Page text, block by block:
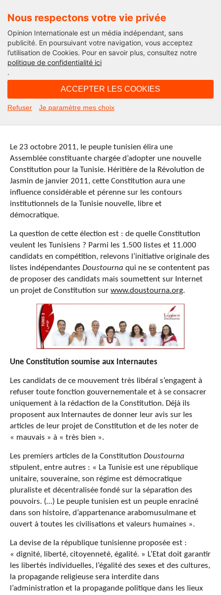
Nous respectons votre vie privée
Opinion Internationale est un média indépendant, sans
publicité. En poursuivant votre navigation, vous acceptez
l’utilisation de Cookies. Pour en savoir plus, consultez notre
politique de confidentialité ici
.
ACCEPTER LES COOKIES
Refuser Je paramètre mes choix
Edito
Pour une élaboration collective de
Le 23 octobre 2011, le peuple tunisien élira une
Assemblée constituante chargée d’adopter une nouvelle
Constitution pour la Tunisie. Héritière de la Révolution de
Jasmin de janvier 2011, cette Constitution aura une
influence considérable et pérenne sur les contours
institutionnels de la Tunisie nouvelle, libre et
démocratique.
La question de cette élection est : de quelle Constitution
veulent les Tunisiens ? Parmi les 1.500 listes et 11.000
candidats en compétition, relevons l’initiative originale des
listes indépendantes Doustourna qui ne se contentent pas
de proposer des candidats mais soumettent sur Internet
un projet de Constitution sur www.doustourna.org.
Une Constitution soumise aux Internautes
Les candidats de ce mouvement très libéral s’engagent à
refuser toute fonction gouvernementale et à se consacrer
uniquement à la rédaction de la Constitution. Déjà ils
proposent aux Internautes de donner leur avis sur les
articles de leur projet de Constitution et de les noter de
« mauvais » à « très bien ».
Les premiers articles de la Constitution Doustourna
stipulent, entre autres : « La Tunisie est une république
unitaire, souveraine, son régime est démocratique
pluraliste et décentralisée fondé sur la séparation des
pouvoirs. (…) Le peuple tunisien est un peuple enraciné
dans son histoire, d’appartenance arabomusulmane et
ouvert à toutes les civilisations et valeurs humaines ».
La devise de la république tunisienne proposée est :
« dignité, liberté, citoyenneté, égalité. » L’Etat doit garantir
les libertés individuelles, l’égalité des sexes et des cultures,
la propagande religieuse sera interdite dans
l’administration et la propagande politique dans les lieux